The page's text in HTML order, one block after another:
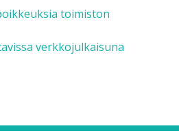
toimiston
verkkojulkaisuna